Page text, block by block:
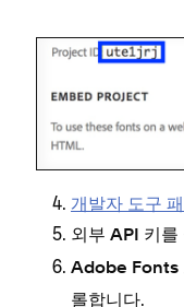
개발자 도구
외부 API 키 를
Adobe Fonts
롤합니다.